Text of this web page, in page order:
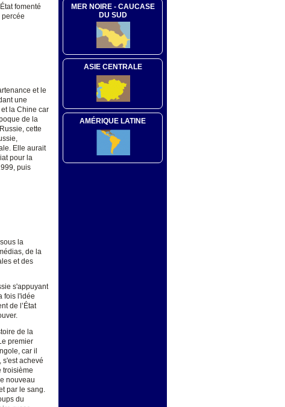
fomenté
percée
et le
une
la Chine car
de la
cette
Elle aurait
pour la
puis
la
de la
et des
s'appuyant
fois l'idée
de l’État
de la
premier
car il
s'est achevé
troisième
nouveau
par le sang.
du
MER NOIRE - CAUCASE
DU SUD
ASIE CENTRALE
AMÉRIQUE LATINE